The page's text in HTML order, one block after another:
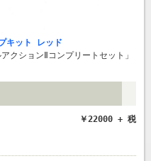
キット レッド
クションⅡコンプリートセット」
￥22000 + 税